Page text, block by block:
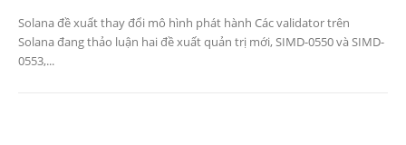
Solana đề xuất thay đổi mô hình phát hành Các validator trên
Solana đang thảo luận hai đề xuất quản trị mới, SIMD-0550 và SIMD-
0553,...